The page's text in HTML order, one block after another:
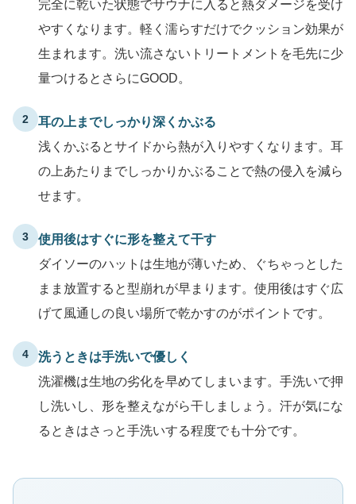
完全に乾いた状態でサウナに入ると熱ダメージを受け
やすくなります。軽く濡らすだけでクッション効果が
生まれます。洗い流さないトリートメントを毛先に少
量つけるとさらにGOOD。
2
耳の上までしっかり深くかぶる
浅くかぶるとサイドから熱が入りやすくなります。耳
の上あたりまでしっかりかぶることで熱の侵入を減ら
せます。
3
使用後はすぐに形を整えて干す
ダイソーのハットは生地が薄いため、ぐちゃっとした
まま放置すると型崩れが早まります。使用後はすぐ広
げて風通しの良い場所で乾かすのがポイントです。
4
洗うときは手洗いで優しく
洗濯機は生地の劣化を早めてしまいます。手洗いで押
し洗いし、形を整えながら干しましょう。汗が気にな
るときはさっと手洗いする程度でも十分です。